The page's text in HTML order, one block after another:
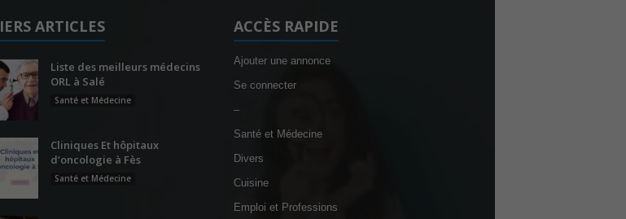
ARTICLES
Liste des meilleurs médecins
ORL à Salé
Santé et Médecine
Cliniques Et hôpitaux
d’oncologie à Fès
Santé et Médecine
ACCÈS RAPIDE
Ajouter une annonce
Se connecter
–
Santé et Médecine
Divers
Cuisine
Emploi et Professions